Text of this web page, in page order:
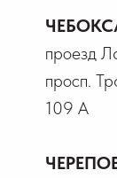
проезд
просп.
109 А